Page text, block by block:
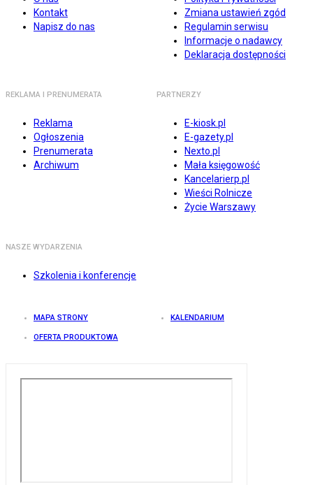
Kontakt
Napisz do nas
Zmiana ustawień zgód
Regulamin serwisu
Informacje o nadawcy
Deklaracja dostępności
REKLAMA I PRENUMERATA
Reklama
Ogłoszenia
Prenumerata
Archiwum
PARTNERZY
E-kiosk.pl
E-gazety.pl
Nexto.pl
Mała księgowość
Kancelarierp.pl
Wieści Rolnicze
Życie Warszawy
NASZE WYDARZENIA
Szkolenia i konferencje
MAPA STRONY KALENDARIUM
OFERTA PRODUKTOWA